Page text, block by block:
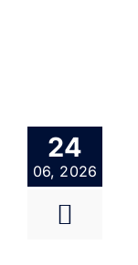
24
06, 2026